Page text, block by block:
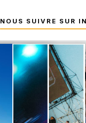
NOUS SUIVRE SUR